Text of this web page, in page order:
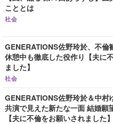
こととは
社会
GENERATIONS佐野玲於、不倫
休憩中も徹底した役作り【夫に
ました】
社会
GENERATIONS佐野玲於＆中村
共演で見えた新たな一面 結婚願
【夫に不倫をお願いされました】